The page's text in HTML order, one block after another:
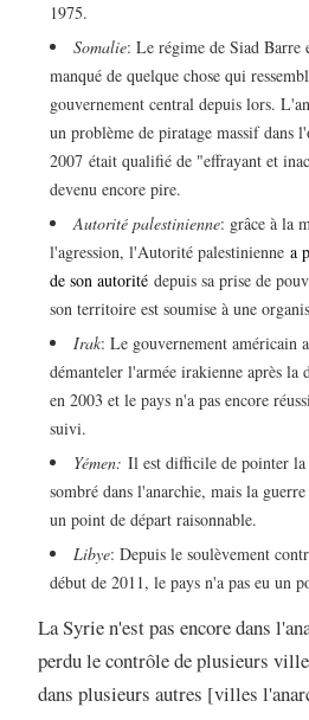
1975.
Somalie: Le régime de Siad Barre
manqué de quelque chose qui
gouvernement central depuis lors.
un problème de piratage massif dans
2007 était qualifié de "effrayant et
devenu encore pire.
Autorité palestinienne: grâce à la
l'agression, l'Autorité palestinienne a
de son autorité depuis sa prise de
son territoire est soumise à une
Irak: Le gouvernement américain
démanteler l'armée irakienne après la
en 2003 et le pays n'a pas encore
suivi.
Yémen: Il est difficile de pointer la
sombré dans l'anarchie, mais la
un point de départ raisonnable.
Libye: Depuis le soulèvement
début de 2011, le pays n'a pas eu un
La Syrie n'est pas encore dans
perdu le contrôle de plusieurs
dans plusieurs autres [villes